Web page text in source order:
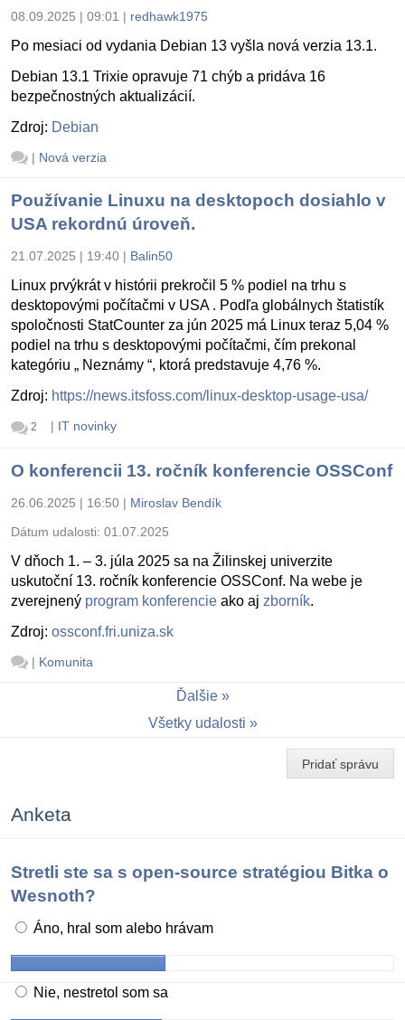
08.09.2025 | 09:01 | redhawk1975
Po mesiaci od vydania Debian 13 vyšla nová verzia 13.1.
Debian 13.1 Trixie opravuje 71 chýb a pridáva 16
bezpečnostných aktualizácií.
Zdroj: Debian
| Nová verzia
Používanie Linuxu na desktopoch dosiahlo v
USA rekordnú úroveň.
21.07.2025 | 19:40 | Balin50
Linux prvýkrát v histórii prekročil 5 % podiel na trhu s
desktopovými počítačmi v USA . Podľa globálnych štatistík
spoločnosti StatCounter za jún 2025 má Linux teraz 5,04 %
podiel na trhu s desktopovými počítačmi, čím prekonal
kategóriu „ Neznámy “, ktorá predstavuje 4,76 %.
Zdroj: https://news.itsfoss.com/linux-desktop-usage-usa/
2 | IT novinky
O konferencii 13. ročník konferencie OSSConf
26.06.2025 | 16:50 | Miroslav Bendík
Dátum udalosti: 01.07.2025
V dňoch 1. – 3. júla 2025 sa na Žilinskej univerzite
uskutoční 13. ročník konferencie OSSConf. Na webe je
zverejnený program konferencie ako aj zborník.
Zdroj: ossconf.fri.uniza.sk
| Komunita
Ďalšie
Všetky udalosti
Pridať správu
Anketa
Stretli ste sa s open-source stratégiou Bitka o
Wesnoth?
Áno, hral som alebo hrávam
Nie, nestretol som sa